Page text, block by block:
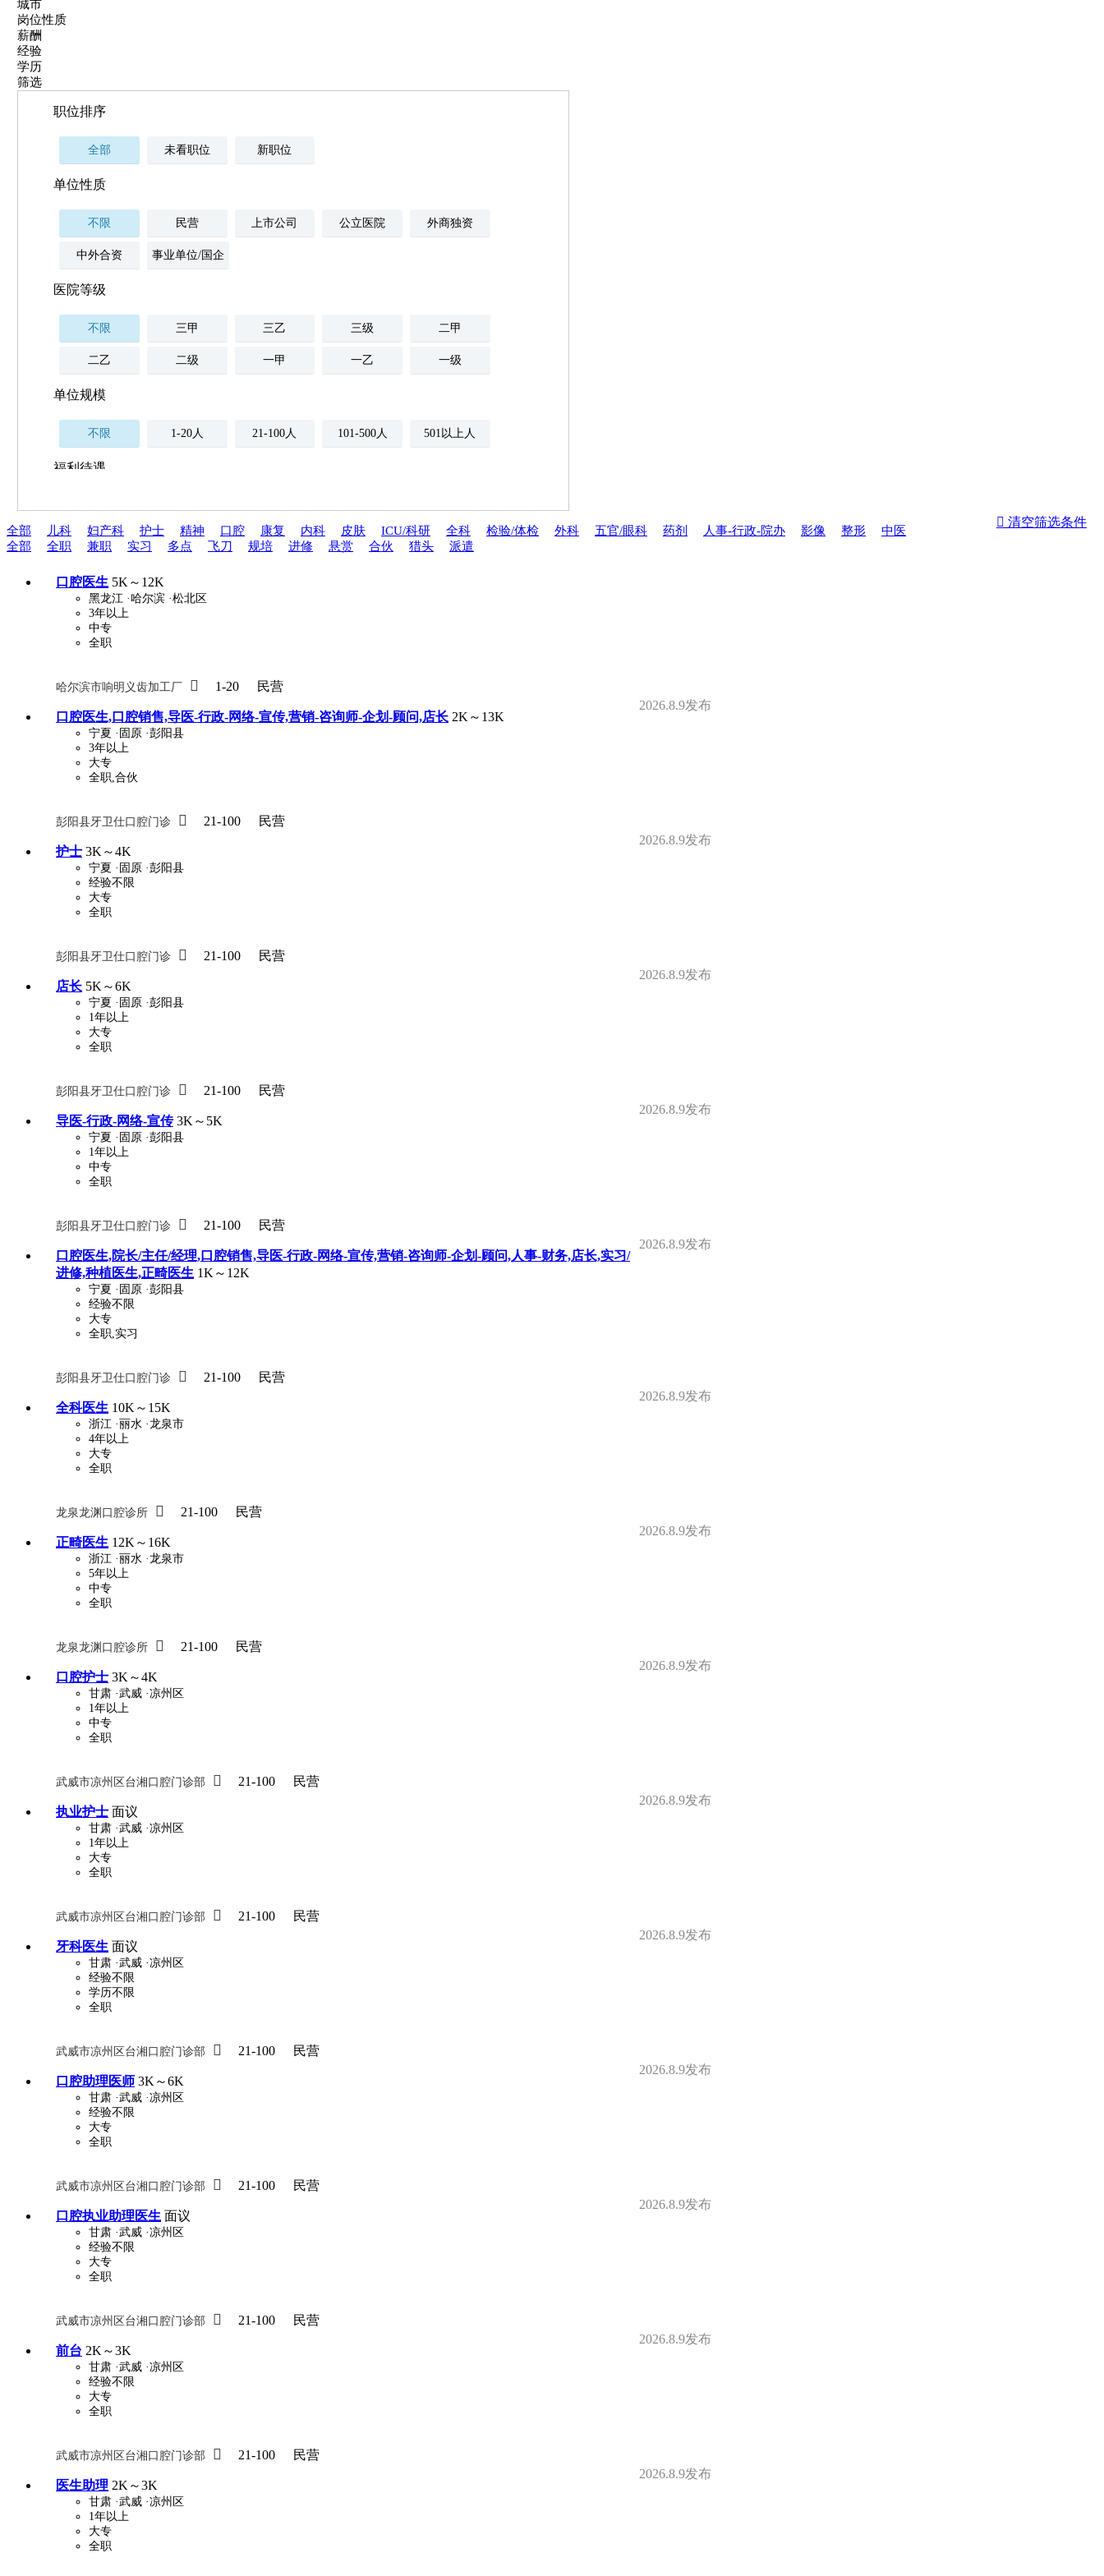
城市
岗位性质
薪酬
经验
学历
筛选
职位排序
全部 未看职位 新职位
单位性质
不限 民营 上市公司 公立医院 外商独资
中外合资 事业单位/国企
医院等级
不限 三甲 三乙 三级 二甲
二乙 二级 一甲 一乙 一级
单位规模
不限 1-20人 21-100人 101-500人 501以上人
福利待遇
薪资与社保
全勤奖 加班补助
法定节假日三薪
安排进修 科研启动金
关怀与福利
解决户口 事业编制
员工旅游
 清空筛选条件
全部 儿科 妇产科 护士 精神 口腔 康复 内科 皮肤 ICU/科研 全科 检验/体检 外科 五官/眼科 药剂 人事-行政-院办 影像 整形
中医
全部
全职 兼职 实习 多点 飞刀 规培 进修 悬赏 合伙 猎头 派遣
口腔医生 5K～12K
黑龙江 ·哈尔滨 ·松北区
3年以上
中专
全职
哈尔滨市响明义齿加工厂  1-20
民营
2026.8.9发布
口腔医生,口腔销售,导医-行政-网络-宣传,营销-咨询师-企划-顾问,店长 2K～13K
宁夏 ·固原 ·彭阳县
3年以上
大专
全职,合伙
彭阳县牙卫仕口腔门诊  21-100
民营
2026.8.9发布
护士 3K～4K
宁夏 ·固原 ·彭阳县
经验不限
大专
全职
彭阳县牙卫仕口腔门诊  21-100
民营
2026.8.9发布
店长 5K～6K
宁夏 ·固原 ·彭阳县
1年以上
大专
全职
彭阳县牙卫仕口腔门诊  21-100
民营
2026.8.9发布
导医-行政-网络-宣传 3K～5K
宁夏 ·固原 ·彭阳县
1年以上
中专
全职
彭阳县牙卫仕口腔门诊  21-100
民营
2026.8.9发布
口腔医生,院长/主任/经理,口腔销售,导医-行政-网络-宣传,营销-咨询师-企划-顾问,人事-财务,店长,实习/
进修,种植医生,正畸医生 1K～12K
宁夏 ·固原 ·彭阳县
经验不限
大专
全职,实习
彭阳县牙卫仕口腔门诊  21-100
民营
2026.8.9发布
全科医生 10K～15K
浙江 ·丽水 ·龙泉市
4年以上
大专
全职
龙泉龙渊口腔诊所  21-100
民营
2026.8.9发布
正畸医生 12K～16K
浙江 ·丽水 ·龙泉市
5年以上
中专
全职
龙泉龙渊口腔诊所  21-100
民营
2026.8.9发布
口腔护士 3K～4K
甘肃 ·武威 ·凉州区
1年以上
中专
全职
武威市凉州区台湘口腔门诊部  21-100
民营
2026.8.9发布
执业护士 面议
甘肃 ·武威 ·凉州区
1年以上
大专
全职
武威市凉州区台湘口腔门诊部  21-100
民营
2026.8.9发布
牙科医生 面议
甘肃 ·武威 ·凉州区
经验不限
学历不限
全职
武威市凉州区台湘口腔门诊部  21-100
民营
2026.8.9发布
口腔助理医师 3K～6K
甘肃 ·武威 ·凉州区
经验不限
大专
全职
武威市凉州区台湘口腔门诊部  21-100
民营
2026.8.9发布
口腔执业助理医生 面议
甘肃 ·武威 ·凉州区
经验不限
大专
全职
武威市凉州区台湘口腔门诊部  21-100
民营
2026.8.9发布
前台 2K～3K
甘肃 ·武威 ·凉州区
经验不限
大专
全职
武威市凉州区台湘口腔门诊部  21-100
民营
2026.8.9发布
医生助理 2K～3K
甘肃 ·武威 ·凉州区
1年以上
大专
全职